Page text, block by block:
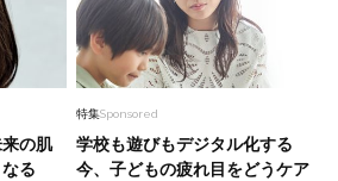
パンツが素晴らしい！」スタイリスト人
は【シーニュのサイドフリルパンツ】
も〉動きやすさ重視！40代「ワイドパ
作る最旬【旅コーデ】の正解4選
来の肌
る
特集Sponsored
学校も遊びもデジタル化する
今、子どもの疲れ目をどうケア